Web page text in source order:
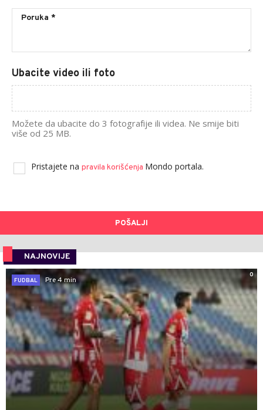
Ubacite video ili foto
Možete da ubacite do 3 fotografije ili videa. Ne smije biti
više od 25 MB.
Pristajete na pravila korišćenja Mondo portala.
POŠALJI
NAJNOVIJE
0
FUDBAL
Pre 4 min